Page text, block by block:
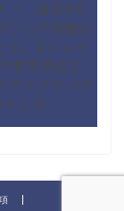
ィ 毎月5万
ショア保険の
に
【ジョイ
教育移住】
マイプロパテ
より